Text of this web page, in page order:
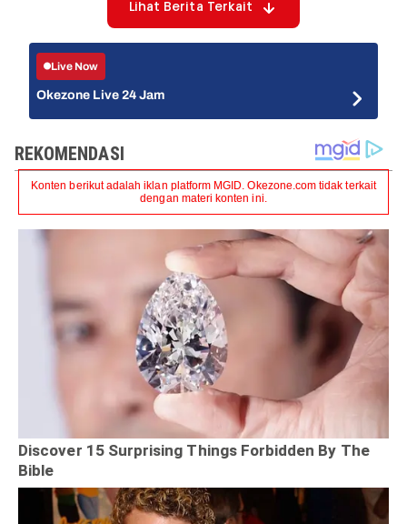
Lihat Berita Terkait
Live Now
Okezone Live 24 Jam